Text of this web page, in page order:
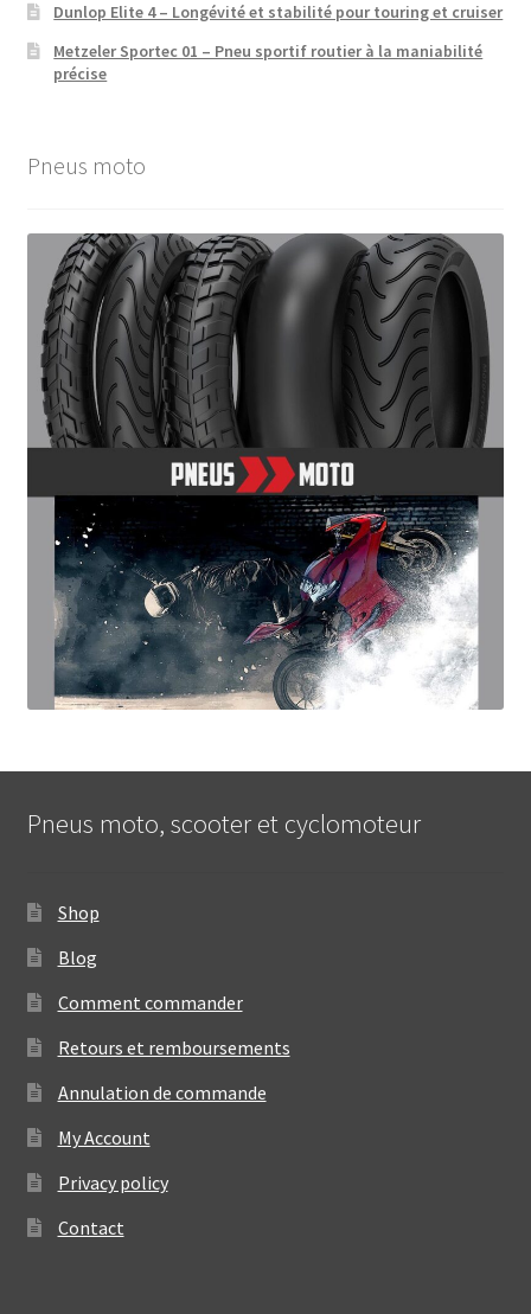
Dunlop Elite 4 – Longévité et stabilité pour touring et cruiser
Metzeler Sportec 01 – Pneu sportif routier à la maniabilité
précise
Pneus moto
Pneus moto, scooter et cyclomoteur
Shop
Blog
Comment commander
Retours et remboursements
Annulation de commande
My Account
Privacy policy
Contact